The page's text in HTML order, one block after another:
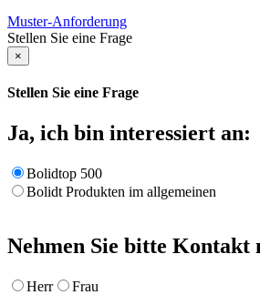
Muster-Anforderung
Stellen Sie eine Frage
×
Stellen Sie eine Frage
Ja, ich bin interessiert an:
Bolidtop 500
Bolidt Produkten im allgemeinen
Nehmen Sie bitte
Herr Frau